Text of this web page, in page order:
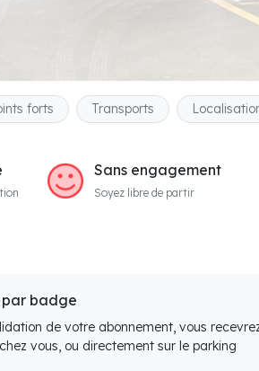
forts Transports
Sans engagement
Soyez libre de partir
par badge
de votre abonnement, vous
vous, ou directement sur le parking